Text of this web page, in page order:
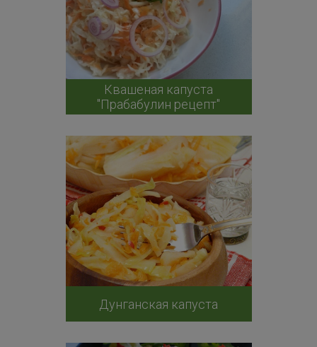
Квашеная капуста
"Прабабулин рецепт"
Дунганская капуста